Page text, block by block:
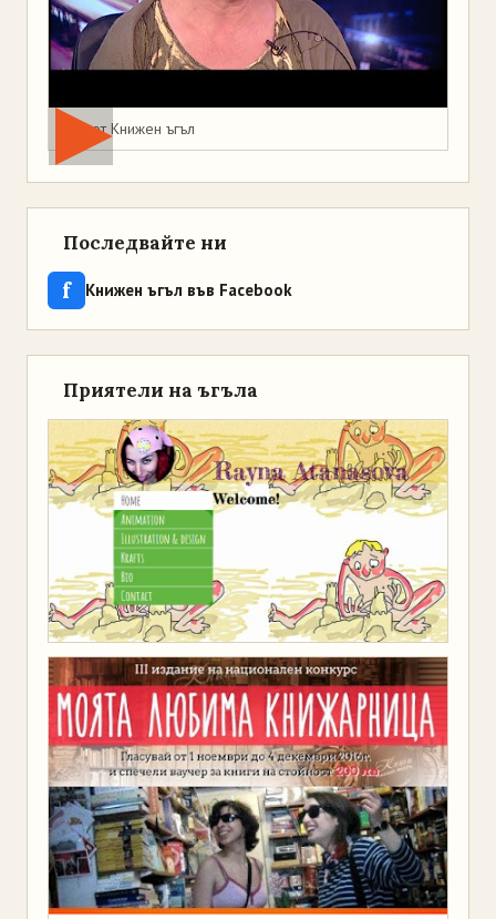
Мая от Книжен ъгъл
Последвайте ни
f Книжен ъгъл във Facebook
Приятели на ъгъла